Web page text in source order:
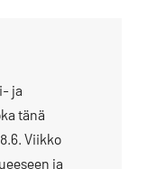
ja
tänä
Viikko
ja